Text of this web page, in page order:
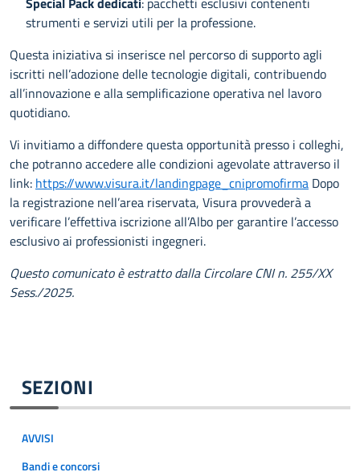
SEZIONI
AVVISI
Bandi e concorsi
strumenti e servizi utili per la professione.
Questa iniziativa si inserisce nel percorso di supporto agli
iscritti nell’adozione delle tecnologie digitali, contribuendo
all’innovazione e alla semplificazione operativa nel lavoro
quotidiano.
Vi invitiamo a diffondere questa opportunità presso i colleghi,
che potranno accedere alle condizioni agevolate attraverso il
link: https://www.visura.it/landingpage_cnipromofirma Dopo
la registrazione nell’area riservata, Visura provvederà a
verificare l’effettiva iscrizione all’Albo per garantire l’accesso
esclusivo ai professionisti ingegneri.
Questo comunicato è estratto dalla Circolare CNI n. 255/XX
Sess./2025.